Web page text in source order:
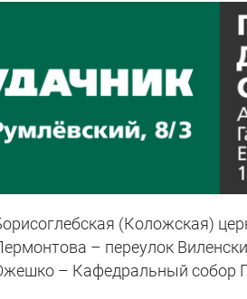
(Коложская)
– переулок
– Кафедральный собор